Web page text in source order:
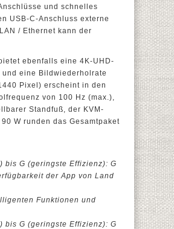
und schnelles
USB-C-Anschluss externe
/ Ethernet kann der
ebenfalls eine 4K-UHD-
eine Bildwiederholrate
Pixel) erscheint in den
von 100 Hz (max.),
Standfuß, der KVM-
W runden das Gesamtpaket
bis G (geringste Effizienz): G
der App von Land
Funktionen und
bis G (geringste Effizienz): G